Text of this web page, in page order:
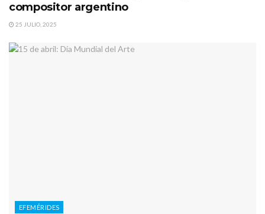
compositor argentino
25 JULIO, 2025
EFEMÉRIDES